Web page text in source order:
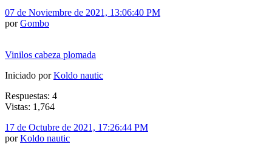
07 de Noviembre de 2021, 13:06:40 PM
porGombo
Vinilos cabeza plomada
Iniciado porKoldo nautic
Respuestas: 4
Vistas: 1,764
17 de Octubre de 2021, 17:26:44 PM
porKoldo nautic